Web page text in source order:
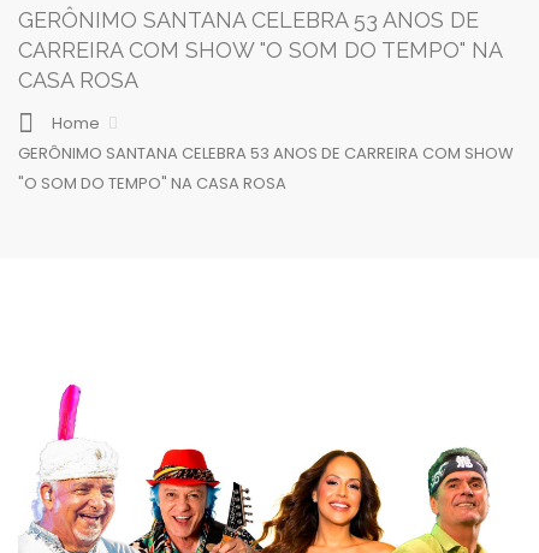
GERÔNIMO SANTANA CELEBRA 53 ANOS DE
CARREIRA COM SHOW "O SOM DO TEMPO" NA
CASA ROSA
Home
GERÔNIMO SANTANA CELEBRA 53 ANOS DE CARREIRA COM SHOW
"O SOM DO TEMPO" NA CASA ROSA